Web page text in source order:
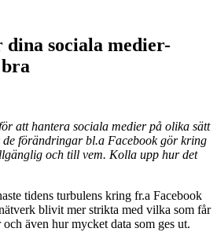
sociala medier-
att hantera sociala medier på olika sätt
de förändringar bl.a Facebook gör kring
och till vem. Kolla upp hur det
tidens turbulens kring fr.a Facebook
blivit mer strikta med vilka som får
även hur mycket data som ges ut.